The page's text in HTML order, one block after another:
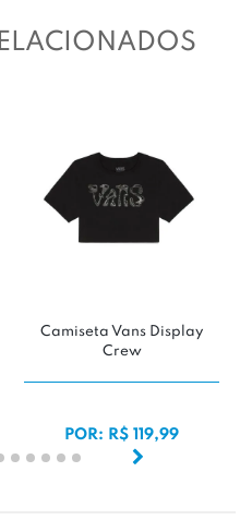
adidas Essentials
Slim Tee 'Off White'
POR: R$ 129,99